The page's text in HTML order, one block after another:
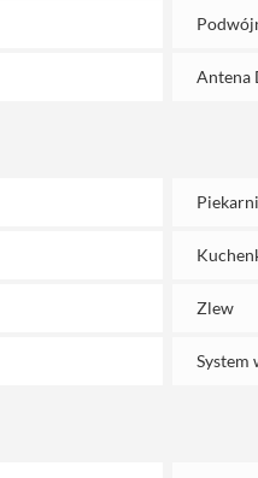
Antena
Zlew
System